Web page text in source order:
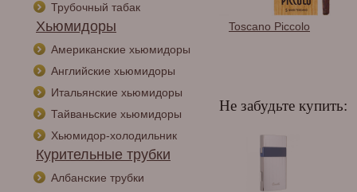
Трубочный табак
Хьюмидоры
Американские хьюмидоры
Английские хьюмидоры
Итальянские хьюмидоры
Тайваньские хьюмидоры
Хьюмидор-холодильник
Курительные трубки
Албанские трубки
Toscanino Cherry Toscano Piccolo
Не забудьте купить: